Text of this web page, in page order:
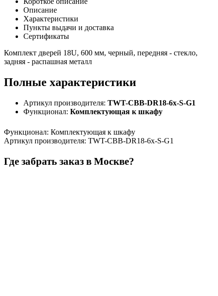
Описание
Характеристики
Пункты выдачи и доставка
Сертификаты
Комплект дверей 18U, 600 мм, черный, передняя - стекло,
задняя - распашная металл
Полные характеристики
Артикул производителя: TWT-CBB-DR18-6x-S-G1
Функционал: Комплектующая к шкафу
Функционал: Комплектующая к шкафу
Артикул производителя: TWT-CBB-DR18-6x-S-G1
Где забрать заказ в Москве?